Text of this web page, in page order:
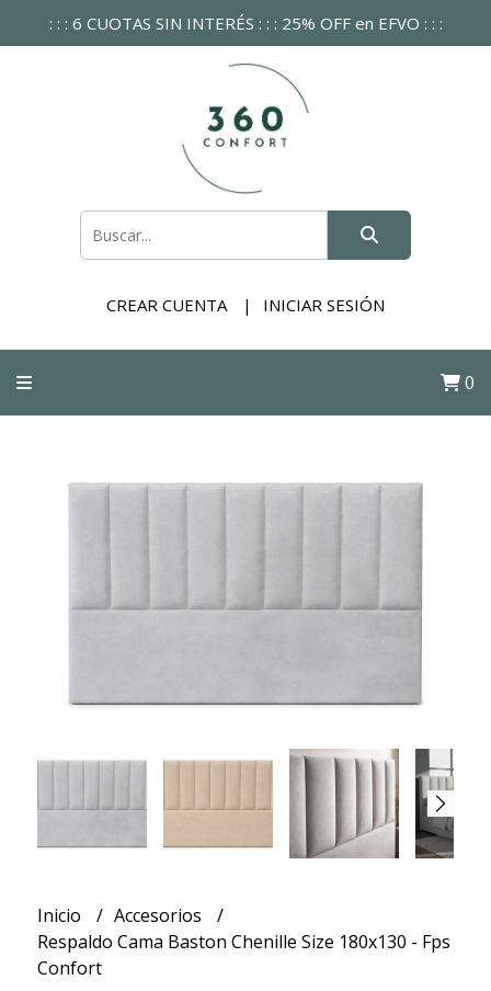
: : : 6 CUOTAS SIN INTERÉS : : : 25% OFF en EFVO : : :
CREAR CUENTA INICIAR SESIÓN
0
Inicio
Accesorios
Respaldo Cama Baston Chenille Size 180x130 - Fps
Confort